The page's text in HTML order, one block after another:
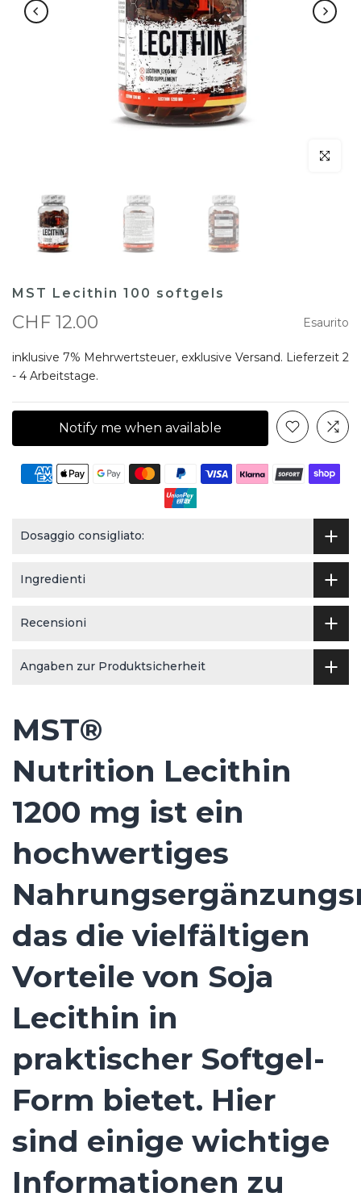
klicken
MST Lecithin 100 softgels
CHF 12.00 Esaurito
inklusive 7% Mehrwertsteuer, exklusive Versand. Lieferzeit 2
- 4 Arbeitstage.
Notify me when available
Dosaggio consigliato:
Ingredienti
Recensioni
Angaben zur Produktsicherheit
MST®
Nutrition Lecithin
1200 mg ist ein
hochwertiges
das die vielfältigen
Vorteile von Soja
Lecithin in
praktischer Softgel-
Form bietet. Hier
sind einige wichtige
Informationen zu